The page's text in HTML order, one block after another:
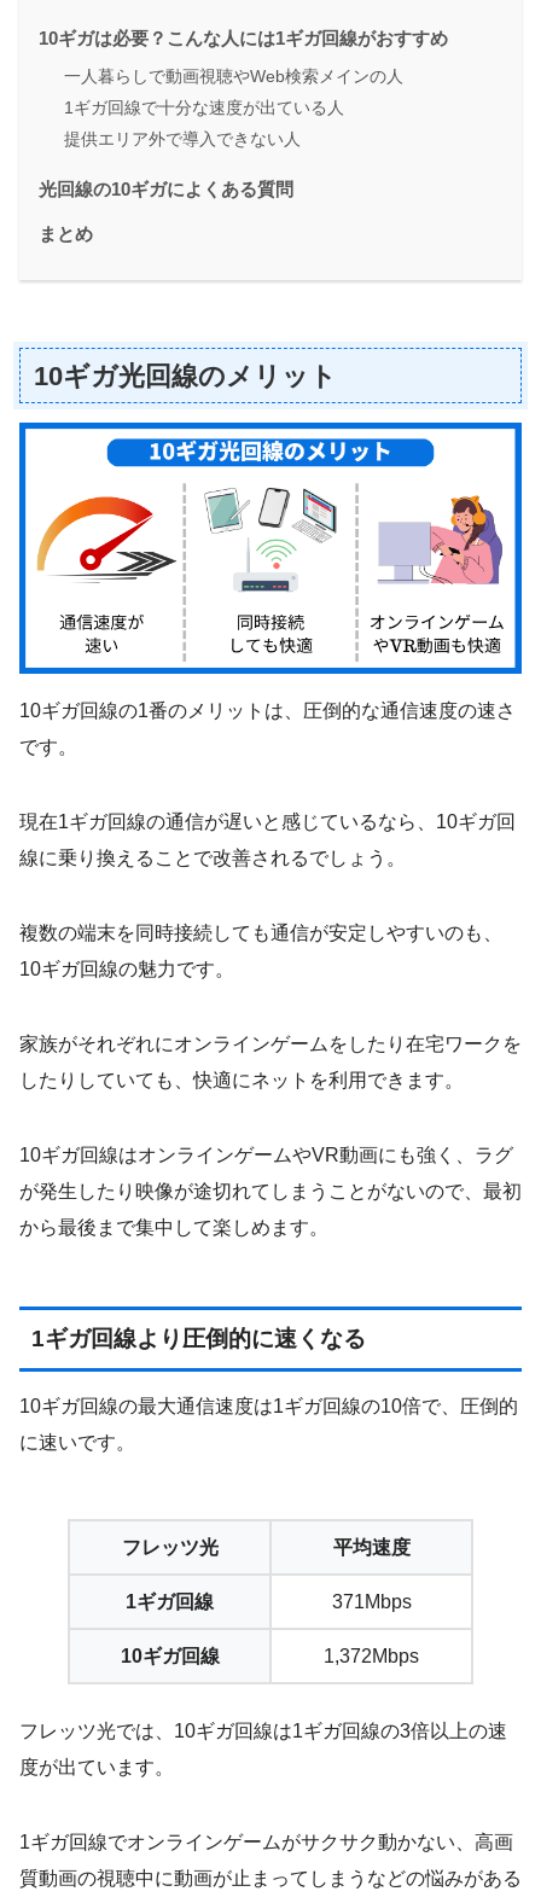
10ギガは必要？こんな人には1ギガ回線がおすすめ
一人暮らしで動画視聴やWeb検索メインの人
1ギガ回線で十分な速度が出ている人
提供エリア外で導入できない人
光回線の10ギガによくある質問
まとめ
10ギガ光回線のメリット
10ギガ回線の1番のメリットは、圧倒的な通信速度の速さ
です。
現在1ギガ回線の通信が遅いと感じているなら、10ギガ回
線に乗り換えることで改善されるでしょう。
複数の端末を同時接続しても通信が安定しやすいのも、
10ギガ回線の魅力です。
家族がそれぞれにオンラインゲームをしたり在宅ワークを
したりしていても、快適にネットを利用できます。
10ギガ回線はオンラインゲームやVR動画にも強く、ラグ
が発生したり映像が途切れてしまうことがないので、最初
から最後まで集中して楽しめます。
1ギガ回線より圧倒的に速くなる
10ギガ回線の最大通信速度は1ギガ回線の10倍で、圧倒的
に速いです。
フレッツ光 平均速度
1ギガ回線 371Mbps
10ギガ回線 1,372Mbps
フレッツ光では、10ギガ回線は1ギガ回線の3倍以上の速
度が出ています。
1ギガ回線でオンラインゲームがサクサク動かない、高画
質動画の視聴中に動画が止まってしまうなどの悩みがある